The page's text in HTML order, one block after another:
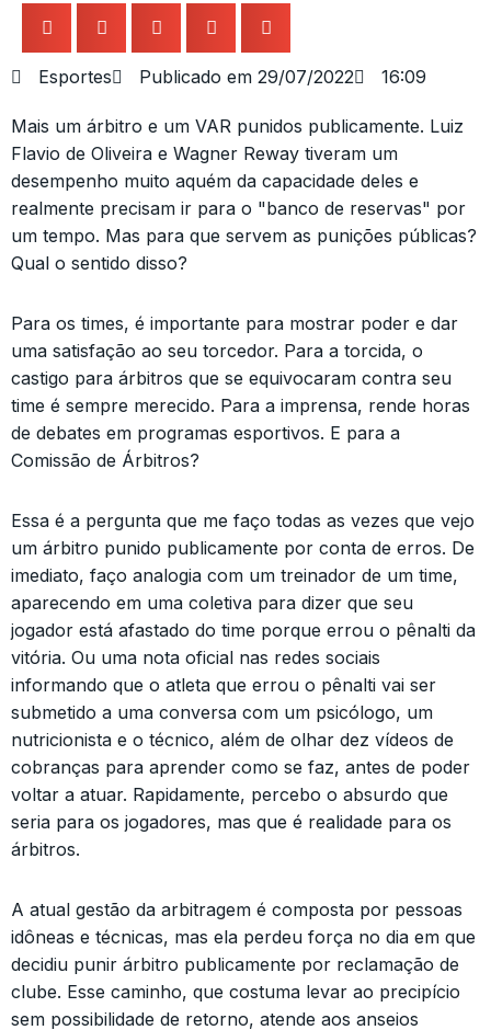
Esportes Publicado em 29/07/2022 16:09
Mais um árbitro e um VAR punidos publicamente. Luiz
Flavio de Oliveira e Wagner Reway tiveram um
desempenho muito aquém da capacidade deles e
realmente precisam ir para o "banco de reservas" por
um tempo. Mas para que servem as punições públicas?
Qual o sentido disso?
Para os times, é importante para mostrar poder e dar
uma satisfação ao seu torcedor. Para a torcida, o
castigo para árbitros que se equivocaram contra seu
time é sempre merecido. Para a imprensa, rende horas
de debates em programas esportivos. E para a
Comissão de Árbitros?
Essa é a pergunta que me faço todas as vezes que vejo
um árbitro punido publicamente por conta de erros. De
imediato, faço analogia com um treinador de um time,
aparecendo em uma coletiva para dizer que seu
jogador está afastado do time porque errou o pênalti da
vitória. Ou uma nota oficial nas redes sociais
informando que o atleta que errou o pênalti vai ser
submetido a uma conversa com um psicólogo, um
nutricionista e o técnico, além de olhar dez vídeos de
cobranças para aprender como se faz, antes de poder
voltar a atuar. Rapidamente, percebo o absurdo que
seria para os jogadores, mas que é realidade para os
árbitros.
A atual gestão da arbitragem é composta por pessoas
idôneas e técnicas, mas ela perdeu força no dia em que
decidiu punir árbitro publicamente por reclamação de
clube. Esse caminho, que costuma levar ao precipício
sem possibilidade de retorno, atende aos anseios